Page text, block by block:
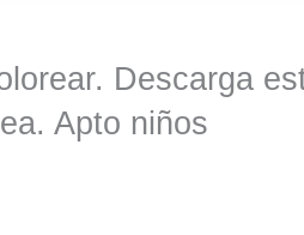
Descarga
Apto niños